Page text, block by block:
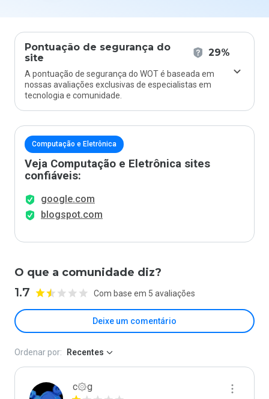
Pontuação de segurança do
site
29%
A pontuação de segurança do WOT é baseada em
nossas avaliações exclusivas de especialistas em
tecnologia e comunidade.
Computação e Eletrônica
Veja Computação e Eletrônica sites
confiáveis:
google.com
blogspot.com
O que a comunidade diz?
1.7 Com base em 5 avaliações
Deixe um comentário
Ordenar por: Recentes
c۞g